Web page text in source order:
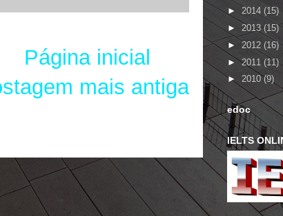
mais antiga
Página inicial
► 2014 (15)
► 2013(15)
► 2012 (16)
►2011 (11)
► 2010(9)
edoc
IELTS